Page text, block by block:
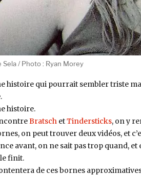
Sela / Photo : Ryan Morey
histoire qui pourrait sembler triste
histoire.
BratschetTindersticks, on y
on peut trouver deux vidéos, et
avant, on ne sait pas trop quand,
finit.
de ces bornes